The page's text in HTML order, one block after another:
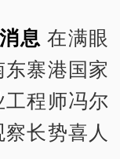
息在满眼
寨港国家
程师冯尔
长势喜人